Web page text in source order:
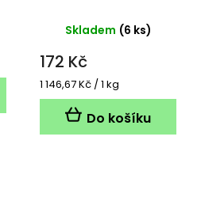
Skladem (6 ks)
172 Kč
Měrná
cena:
1 146,67 Kč / 1 kg
Do košíku